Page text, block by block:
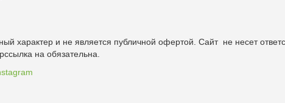
характер и не является публичной офертой. Сайт не несет
на обязательна.